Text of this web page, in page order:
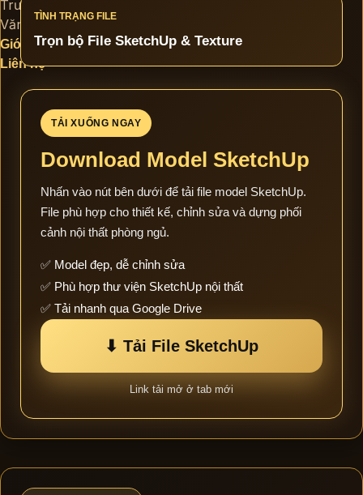
Trường Học
Văn Phòng Làm Việc
Giới thiệu
Liên hệ
TÌNH TRẠNG FILE
Trọn bộ File SketchUp & Texture
TẢI XUỐNG NGAY
Download Model SketchUp
Nhấn vào nút bên dưới để tải file model SketchUp.
File phù hợp cho thiết kế, chỉnh sửa và dựng phối
cảnh nội thất phòng ngủ.
✅ Model đẹp, dễ chỉnh sửa
✅ Phù hợp thư viện SketchUp nội thất
✅ Tải nhanh qua Google Drive
⬇ Tải File SketchUp
Link tải mở ở tab mới